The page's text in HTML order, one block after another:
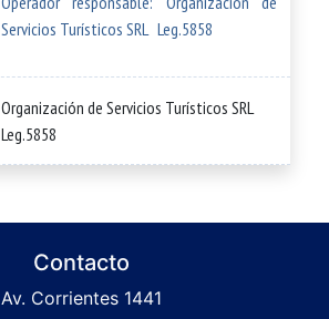
Servicios Turísticos SRL Leg.5858
Organización de Servicios Turísticos SRL
Leg.5858
Contacto
Av. Corrientes 1441